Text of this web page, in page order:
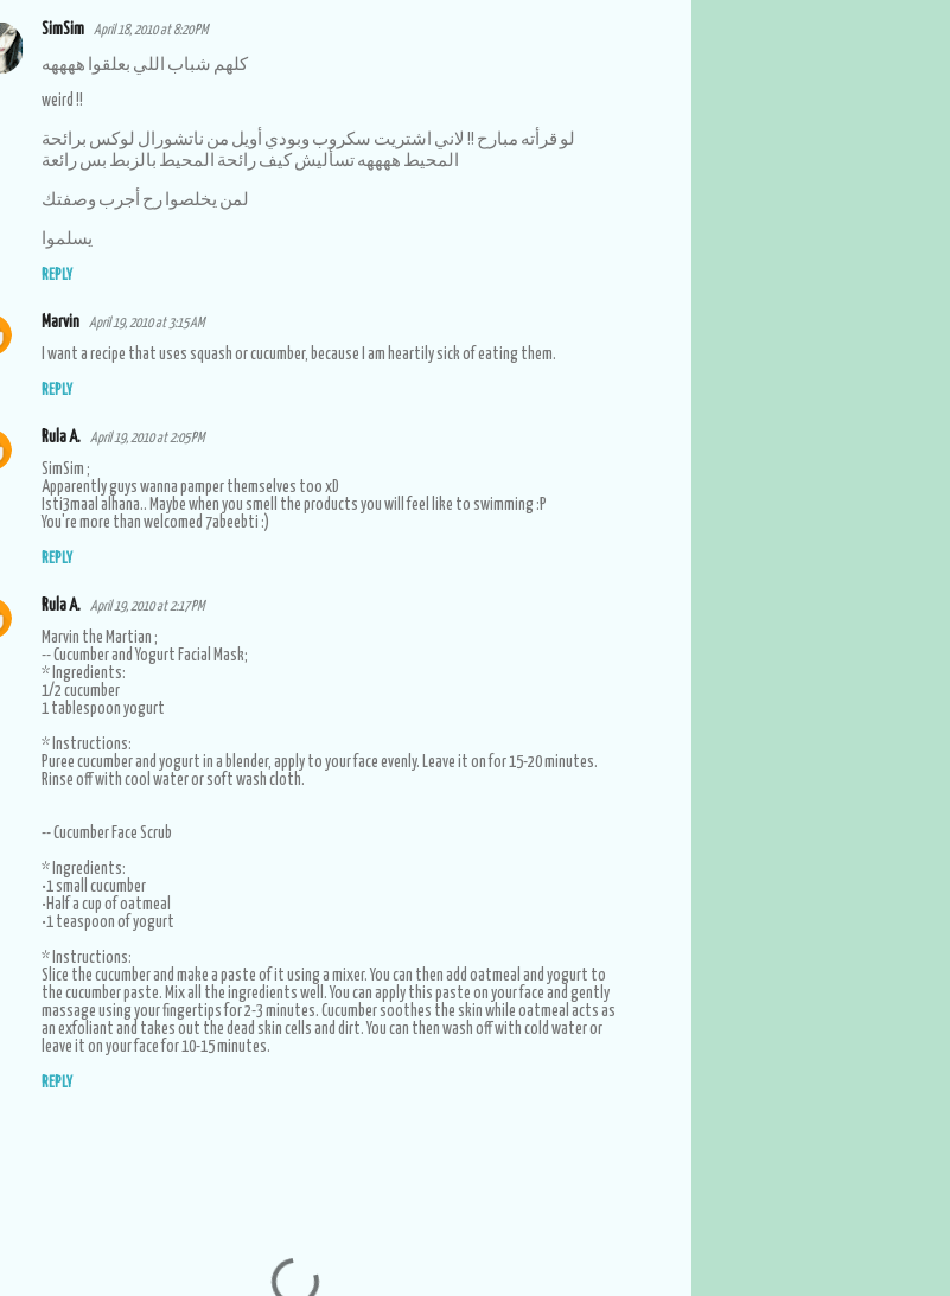
SimSim April 18, 2010 at 8:20 PM
كلهم شباب اللي بعلقوا ههههه
weird !!
لو قرأته مبارح !! لاني اشتريت سكروب وبودي أويل من ناتشورال لوكس برائحة
المحيط ههههه تسأليش كيف رائحة المحيط بالزبط بس رائعة
لمن يخلصوا رح أجرب وصفتك
يسلموا
REPLY
Marvin April 19, 2010 at 3:15 AM
I want a recipe that uses squash or cucumber, because I am heartily sick of eating them.
REPLY
Rula A. April 19, 2010 at 2:05 PM
SimSim ;
Apparently guys wanna pamper themselves too xD
Isti3maal alhana.. Maybe when you smell the products you will feel like to swimming :P
You're more than welcomed 7abeebti :)
REPLY
Rula A. April 19, 2010 at 2:17 PM
Marvin the Martian ;
-- Cucumber and Yogurt Facial Mask;
* Ingredients:
1/2 cucumber
1 tablespoon yogurt
* Instructions:
Puree cucumber and yogurt in a blender, apply to your face evenly. Leave it on for 15-20 minutes.
Rinse off with cool water or soft wash cloth.
-- Cucumber Face Scrub
* Ingredients:
•1 small cucumber
•Half a cup of oatmeal
•1 teaspoon of yogurt
* Instructions:
Slice the cucumber and make a paste of it using a mixer. You can then add oatmeal and yogurt to
the cucumber paste. Mix all the ingredients well. You can apply this paste on your face and gently
massage using your fingertips for 2-3 minutes. Cucumber soothes the skin while oatmeal acts as
an exfoliant and takes out the dead skin cells and dirt. You can then wash off with cold water or
leave it on your face for 10-15 minutes.
REPLY